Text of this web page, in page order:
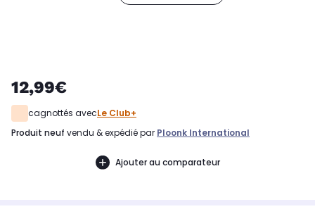
12,99€
cagnottés avecLe Club+
produit neuf vendu & expédié par Ploonk International
Ajouter au comparateur